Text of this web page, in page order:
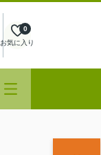
お気に入り
0